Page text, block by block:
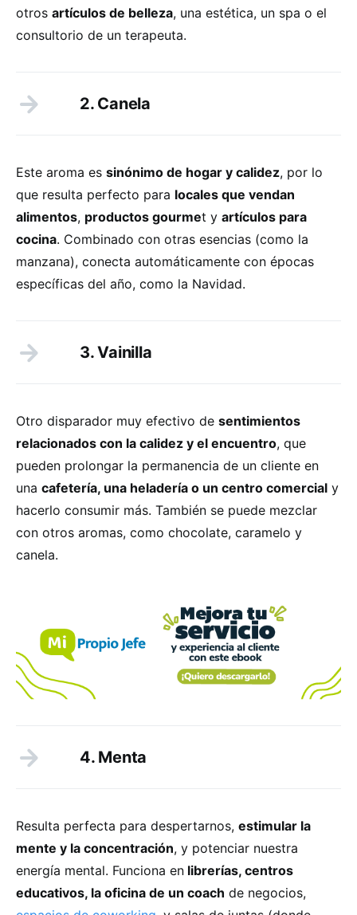
otros artículos de belleza, una estética, un spa o el
consultorio de un terapeuta.
2. Canela
Este aroma es sinónimo de hogar y calidez, por lo
que resulta perfecto para locales que vendan
alimentos, productos gourmet y artículos para
cocina. Combinado con otras esencias (como la
manzana), conecta automáticamente con épocas
específicas del año, como la Navidad.
3. Vainilla
Otro disparador muy efectivo de sentimientos
relacionados con la calidez y el encuentro, que
pueden prolongar la permanencia de un cliente en
una cafetería, una heladería o un centro comercial y
hacerlo consumir más. También se puede mezclar
con otros aromas, como chocolate, caramelo y
canela.
4. Menta
Resulta perfecta para despertarnos, estimular la
mente y la concentración, y potenciar nuestra
energía mental. Funciona en librerías, centros
educativos, la oficina de un coach de negocios,